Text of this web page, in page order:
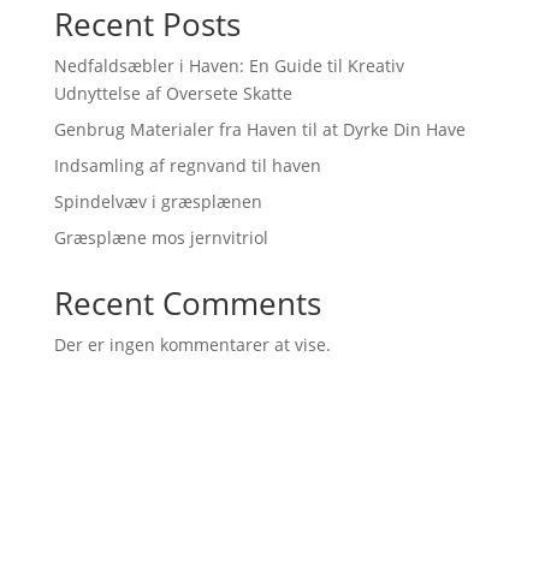
Recent Posts
Nedfaldsæbler i Haven: En Guide til Kreativ
Udnyttelse af Oversete Skatte
Genbrug Materialer fra Haven til at Dyrke Din Have
Indsamling af regnvand til haven
Spindelvæv i græsplænen
Græsplæne mos jernvitriol
Recent Comments
Der er ingen kommentarer at vise.